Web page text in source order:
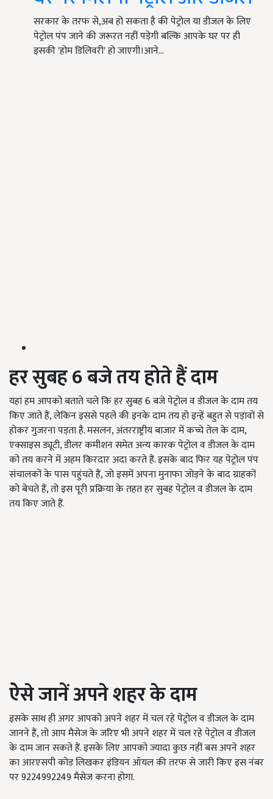
सरकार के तरफ से,अब हो सकता है की पेट्रोल या डीजल के लिए
पेट्रोल पंप जाने की जरूरत नहीं पड़ेगी बल्कि आपके घर पर ही
इसकी 'होम डिलिवरी' हो जाएगी।आने…
हर सुबह 6 बजे तय होते हैं दाम
यहां हम आपको बताते चले कि हर सुबह 6 बजे पेट्रोल व डीजल के दाम तय
किए जाते हैं, लेकिन इससे पहले की इनके दाम तय हो इन्हें बहुत से पड़ावों से
होकर गुजरना पड़ता है. मसलन, अंतरराष्ट्रीय बाजार में कच्चे तेल के दाम,
एक्साइस ड्यूटी, डीलर कमीशन समेत अन्य कारक पेट्रोल व डीजल के दाम
को तय करने में अहम किरदार अदा करते हैं. इसके बाद फिर यह पेट्रोल पंप
संचालकों के पास पहुंचते हैं, जो इसमें अपना मुनाफा जोड़ने के बाद ग्राहकों
को बेचते हैं, तो इस पूरी प्रक्रिया के तहत हर सुबह पेट्रोल व डीजल के दाम
तय किए जाते हैं.
ऐसे जानें अपने शहर के दाम
इसके साथ ही अगर आपको अपने शहर में चल रहे पेट्रोल व डीजल के दाम
जानने हैं, तो आप मैसेज के जरिए भी अपने शहर में चल रहे पेट्रोल व डीजल
के दाम जान सकते हैं. इसके लिए आपको ज्यादा कुछ नहीं बस अपने शहर
का आरएसपी कोड लिखकर इंडियन ऑयल की तरफ से जारी किए इस नंबर
पर 9224992249 मैसेज करना होगा.